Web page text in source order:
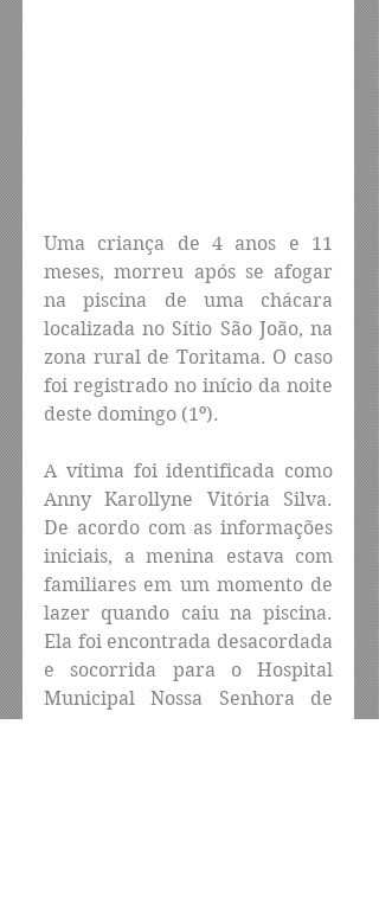
Uma criança de 4 anos e 11
meses, morreu após se afogar
na piscina de uma chácara
localizada no Sítio São João, na
zona rural de Toritama. O caso
foi registrado no início da noite
deste domingo (1º).
A vítima foi identificada como
Anny Karollyne Vitória Silva.
De acordo com as informações
iniciais, a menina estava com
familiares em um momento de
lazer quando caiu na piscina.
Ela foi encontrada desacordada
e socorrida para o Hospital
Municipal Nossa Senhora de